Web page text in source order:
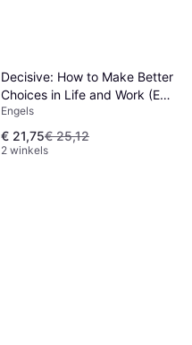
Decisive: How to Make Better
Choices in Life and Work (E-
book, 2013)
Engels
€ 21,75€ 25,12
2 winkels